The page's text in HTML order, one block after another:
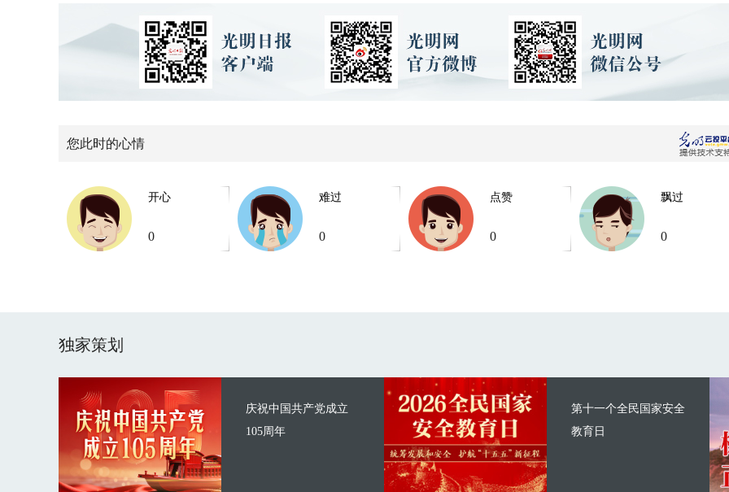
您此时的心情
开心
0
难过
0
点赞
0
飘过
0
独家策划
庆祝中国共产党成立
105周年
第十一个全民国家安全
教育日